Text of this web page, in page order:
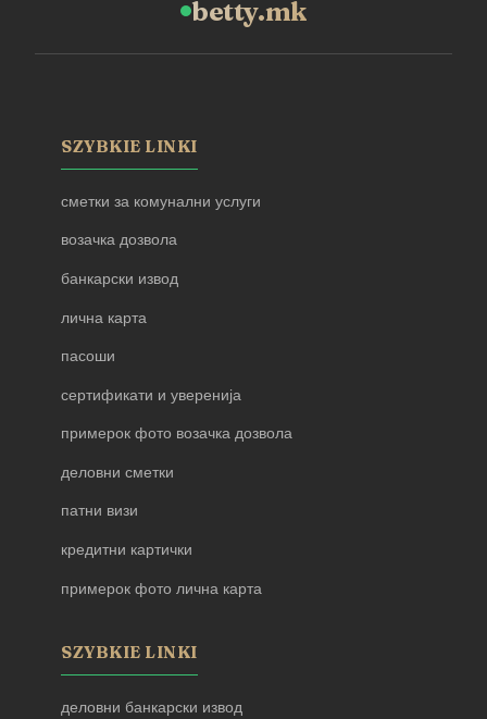
betty.mk
SZYBKIE LINKI
сметки за комунални услуги
возачка дозвола
банкарски извод
лична карта
пасоши
сертификати и уверенија
примерок фото возачка дозвола
деловни сметки
патни визи
кредитни картички
примерок фото лична карта
SZYBKIE LINKI
деловни банкарски извод